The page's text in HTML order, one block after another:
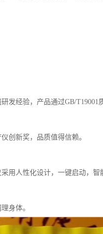
发经验，产品通过GB/
创新奖，品质值得信赖。
用人性化设计，一键启动，
身体。